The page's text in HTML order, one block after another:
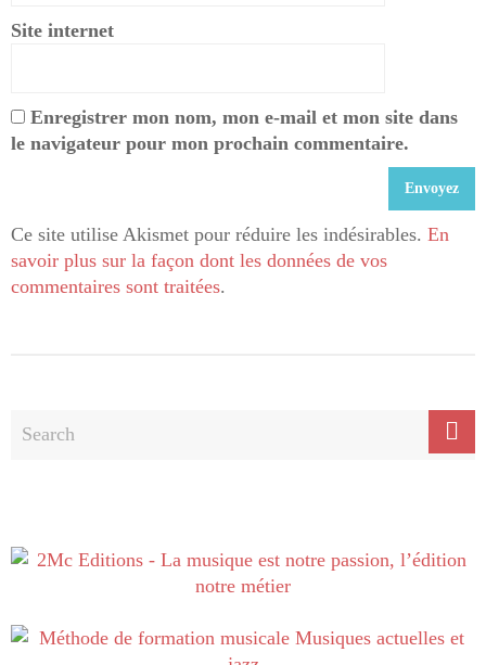
Site internet
Enregistrer mon nom, mon e-mail et mon site dans
le navigateur pour mon prochain commentaire.
Ce site utilise Akismet pour réduire les indésirables. En
savoir plus sur la façon dont les données de vos
commentaires sont traitées.